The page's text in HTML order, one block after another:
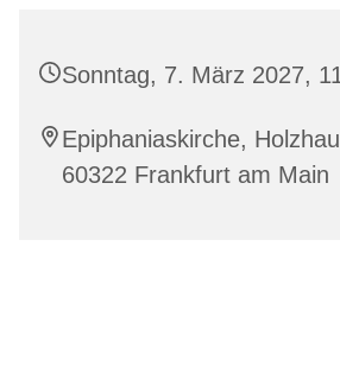
Sonntag, 7. März 2027,
Epiphaniaskirche,
60322 Frankfurt am Main